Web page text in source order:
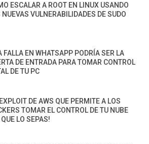
ESCALAR A ROOT EN LINUX USANDO
NUEVAS VULNERABILIDADES DE SUDO
FALLA EN WHATSAPP PODRÍA SER LA
DE ENTRADA PARA TOMAR CONTROL
DE TU PC
DE AWS QUE PERMITE A LOS
TOMAR EL CONTROL DE TU NUBE
LO SEPAS!